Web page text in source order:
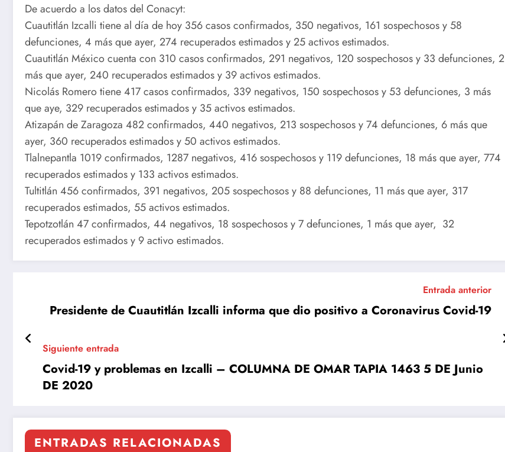
De acuerdo a los datos del Conacyt:
Cuautitlán Izcalli tiene al día de hoy 356 casos confirmados, 350 negativos, 161 sospechosos y 58
defunciones, 4 más que ayer, 274 recuperados estimados y 25 activos estimados.
Cuautitlán México cuenta con 310 casos confirmados, 291 negativos, 120 sospechosos y 33 defunciones, 2
más que ayer, 240 recuperados estimados y 39 activos estimados.
Nicolás Romero tiene 417 casos confirmados, 339 negativos, 150 sospechosos y 53 defunciones, 3 más
que aye, 329 recuperados estimados y 35 activos estimados.
Atizapán de Zaragoza 482 confirmados, 440 negativos, 213 sospechosos y 74 defunciones, 6 más que
ayer, 360 recuperados estimados y 50 activos estimados.
Tlalnepantla 1019 confirmados, 1287 negativos, 416 sospechosos y 119 defunciones, 18 más que ayer, 774
recuperados estimados y 133 activos estimados.
Tultitlán 456 confirmados, 391 negativos, 205 sospechosos y 88 defunciones, 11 más que ayer, 317
recuperados estimados, 55 activos estimados.
Tepotzotlán 47 confirmados, 44 negativos, 18 sospechosos y 7 defunciones, 1 más que ayer, 32
recuperados estimados y 9 activo estimados.
Entrada anterior
Presidente de Cuautitlán Izcalli informa que dio positivo a Coronavirus Covid-19
Siguiente entrada
Covid-19 y problemas en Izcalli – COLUMNA DE OMAR TAPIA 1463 5 DE Junio
DE 2020
ENTRADAS RELACIONADAS